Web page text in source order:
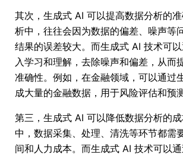
其次，生成式 AI 可以提高数据分析的
析中，往往会因为数据的偏差、噪声等
结果的误差较大。而生成式 AI 技术可
入学习和理解，去除噪声和偏差，从而
准确性。例如，在金融领域，可以通过
成大量的金融数据，用于风险评估和预测
第三，生成式 AI 可以降低数据分析的
中，数据采集、处理、清洗等环节都需
间和人力成本。而生成式 AI 技术可以